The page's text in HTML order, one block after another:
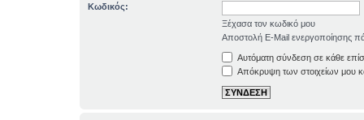
Κωδικός:
Ξέχασα τον κωδικό μου
Αποστολή E-Mail ενεργοποίησης
Αυτόματη σύνδεση σε κάθε
Απόκρυψη των στοιχείων μου